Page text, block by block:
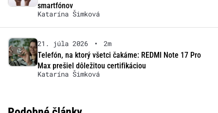
smartfónov
Katarína Šimková
21. júla 2026 •
2m
Telefón, na ktorý všetci čakáme: REDMI Note 17 Pro
Max prešiel dôležitou certifikáciou
Katarína Šimková